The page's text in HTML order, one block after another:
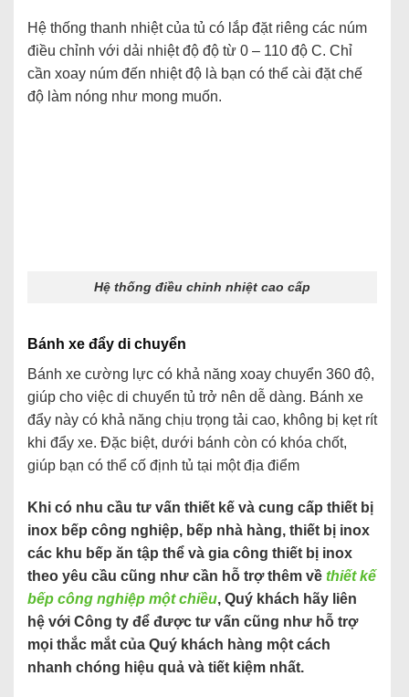
Hệ thống thanh nhiệt của tủ có lắp đặt riêng các núm
điều chỉnh với dải nhiệt độ độ từ 0 – 110 độ C. Chỉ
cần xoay núm đến nhiệt độ là bạn có thể cài đặt chế
độ làm nóng như mong muốn.
Hệ thống điều chỉnh nhiệt cao cấp
Bánh xe đẩy di chuyển
Bánh xe cường lực có khả năng xoay chuyển 360 độ,
giúp cho việc di chuyển tủ trở nên dễ dàng. Bánh xe
đẩy này có khả năng chịu trọng tải cao, không bị kẹt rít
khi đẩy xe. Đặc biệt, dưới bánh còn có khóa chốt,
giúp bạn có thể cố định tủ tại một địa điểm
Khi có nhu cầu tư vấn thiết kế và cung cấp thiết bị
inox bếp công nghiệp, bếp nhà hàng, thiết bị inox
các khu bếp ăn tập thể và gia công thiết bị inox
theo yêu cầu cũng như cần hỗ trợ thêm về thiết kế
bếp công nghiệp một chiều, Quý khách hãy liên
hệ với Công ty để được tư vấn cũng như hỗ trợ
mọi thắc mắt của Quý khách hàng một cách
nhanh chóng hiệu quả và tiết kiệm nhất.